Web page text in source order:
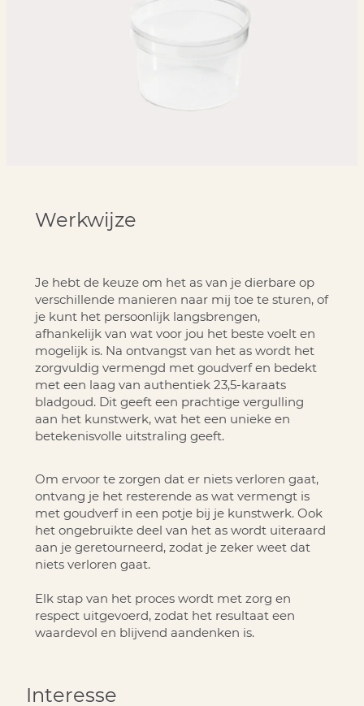
Werkwijze
Je hebt de keuze om het as van je dierbare op
verschillende manieren naar mij toe te sturen, of
je kunt het persoonlijk langsbrengen,
afhankelijk van wat voor jou het beste voelt en
mogelijk is. Na ontvangst van het as wordt het
zorgvuldig vermengd met goudverf en bedekt
met een laag van authentiek 23,5-karaats
bladgoud. Dit geeft een prachtige vergulling
aan het kunstwerk, wat het een unieke en
betekenisvolle uitstraling geeft.
Om ervoor te zorgen dat er niets verloren gaat,
ontvang je het resterende as wat vermengt is
met goudverf in een potje bij je kunstwerk. Ook
het ongebruikte deel van het as wordt uiteraard
aan je geretourneerd, zodat je zeker weet dat
niets verloren gaat.
Elk stap van het proces wordt met zorg en
respect uitgevoerd, zodat het resultaat een
waardevol en blijvend aandenken is.
Interesse